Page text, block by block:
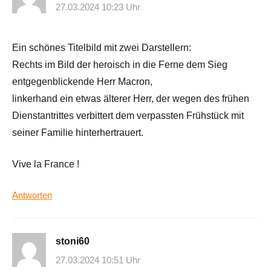
27.03.2024 10:23 Uhr
Ein schönes Titelbild mit zwei Darstellern:
Rechts im Bild der heroisch in die Ferne dem Sieg
entgegenblickende Herr Macron,
linkerhand ein etwas älterer Herr, der wegen des frühen
Dienstantrittes verbittert dem verpassten Frühstück mit
seiner Familie hinterhertrauert.
Vive la France !
Antworten
stoni60
27.03.2024 10:51 Uhr